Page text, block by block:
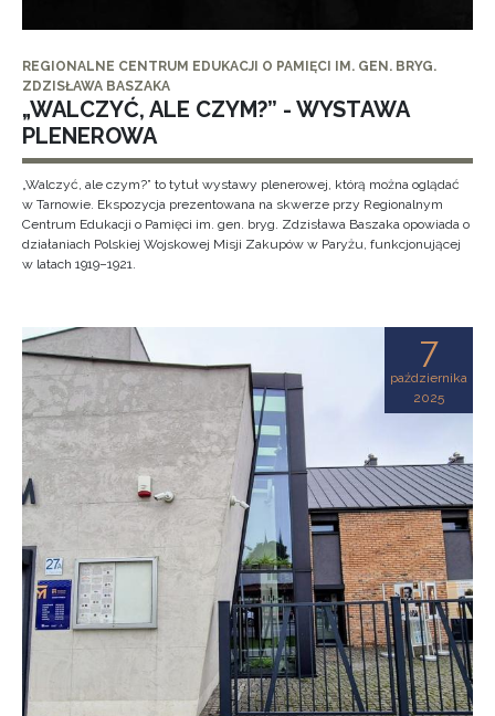
REGIONALNE CENTRUM EDUKACJI O PAMIĘCI IM. GEN. BRYG.
ZDZISŁAWA BASZAKA
„WALCZYĆ, ALE CZYM?” - WYSTAWA
PLENEROWA
„Walczyć, ale czym?” to tytuł wystawy plenerowej, którą można oglądać
w Tarnowie. Ekspozycja prezentowana na skwerze przy Regionalnym
Centrum Edukacji o Pamięci im. gen. bryg. Zdzisława Baszaka opowiada o
działaniach Polskiej Wojskowej Misji Zakupów w Paryżu, funkcjonującej
w latach 1919–1921.
7
października
2025